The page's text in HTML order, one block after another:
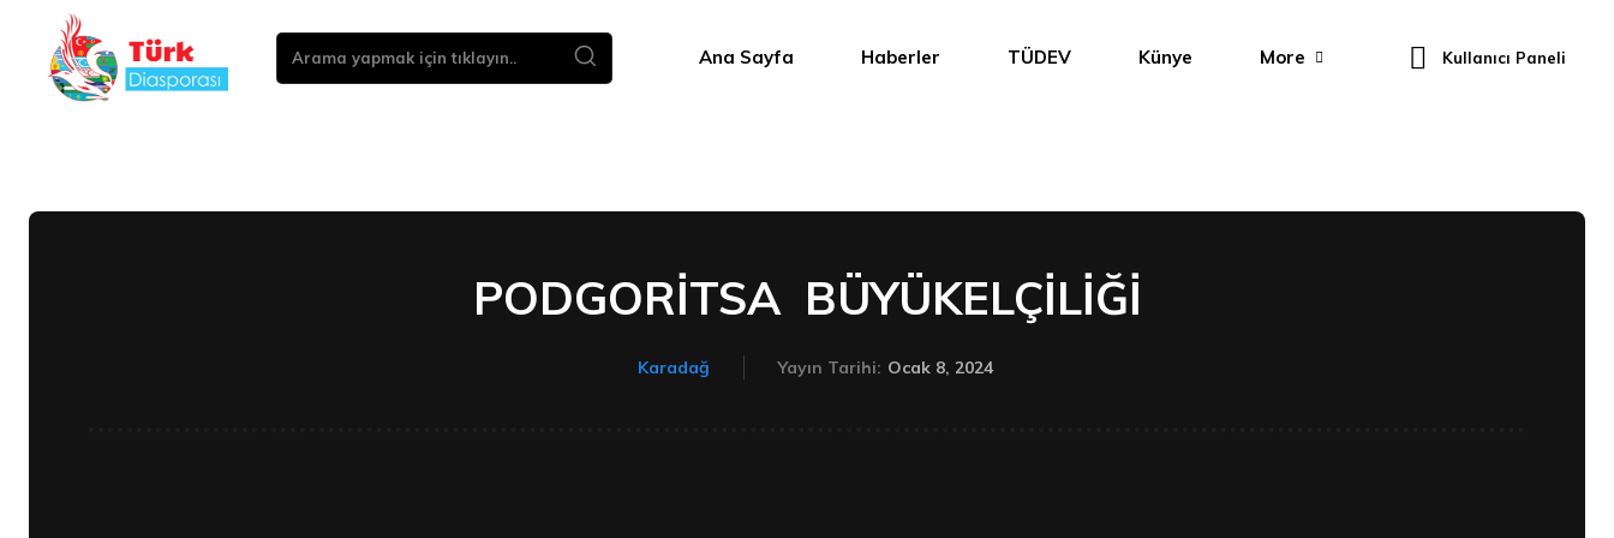
Arama yapmak için tıklayın.. Ana Sayfa Haberler TÜDEV Künye More Kullanıcı Paneli
PODGORİTSA BÜYÜKELÇİLİĞİ
Karadağ Yayın Tarihi: Ocak 8, 2024